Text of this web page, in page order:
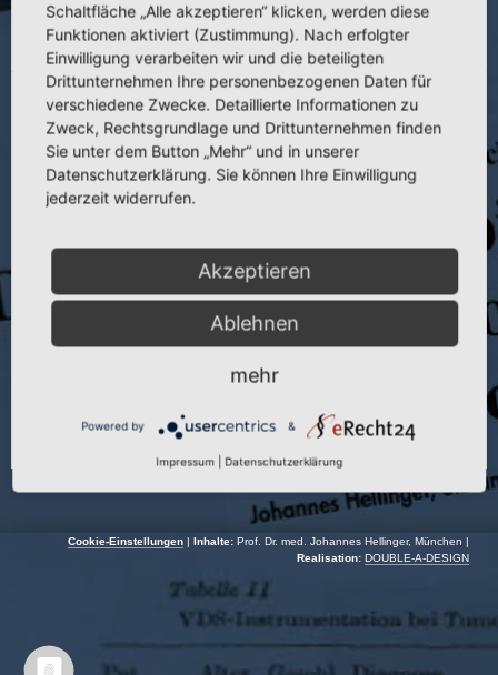
3.093 Zum Einsatz der Angiographie bei
Wirbelsäulenerkrankungen
Titel:Zum Einsatz der Angiographie bei Wirbelsäulenerkrankungen
Publikation:Beitr. Orthop. u. Traumatol. 27 (1980)
J. Hellinger und K. Köhler
Jahr:1980
Cookie-Einstellungen | Inhalte: Prof. Dr. med. Johannes Hellinger, München |
Realisation: DOUBLE-A-DESIGN
Schaltfläche „Alle akzeptieren“ klicken, werden diese
Funktionen aktiviert (Zustimmung). Nach erfolgter
Einwilligung verarbeiten wir und die beteiligten
Drittunternehmen Ihre personenbezogenen Daten für
verschiedene Zwecke. Detaillierte Informationen zu
Zweck, Rechtsgrundlage und Drittunternehmen finden
Sie unter dem Button „Mehr“ und in unserer
Datenschutzerklärung. Sie können Ihre Einwilligung
jederzeit widerrufen.
Akzeptieren
Ablehnen
mehr
Powered by &
Impressum Datenschutzerklärung